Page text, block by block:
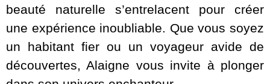
beauté naturelle s’entrelacent pour créer
une expérience inoubliable. Que vous soyez
un habitant fier ou un voyageur avide de
découvertes, Alaigne vous invite à plonger